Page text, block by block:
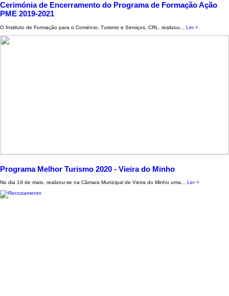
Cerimónia de Encerramento do Programa de Formação Ação
PME 2019-2021
O Instituto de Formação para o Comércio, Turismo e Serviços, CRL. realizou... Ler +
Programa Melhor Turismo 2020 - Vieira do Minho
No dia 19 de maio, realizou-se na Câmara Municipal de Vieira do Minho uma... Ler +